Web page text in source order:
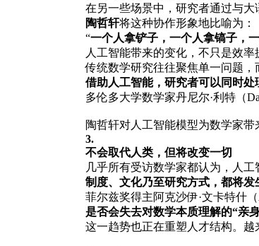
在另一些场景中，研究者通过与大
陶哲轩将这种协作形象地比喻为：
“一个人拿铲子，一个人拿镐子，一
人工智能带来的变化，不只是效
传统数学研究往往聚焦单一问题，
借助人工智能，研究者可以同时处
多伦多大学数学家丹尼尔·利特（
陶哲轩对人工智能模型为数学家带
3.
不会取代人类，但将改变一切
几乎所有受访数学家都认为，人
制度、文化乃至研究方式，都将发
菲尔兹奖得主阿克沙伊·文卡特什
是否会失去对数学本质理解的“亲身
这一趋势也正在重塑人才结构。越